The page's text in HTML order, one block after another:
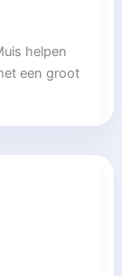
helpen
een groot